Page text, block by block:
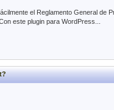
el Reglamento General de
este plugin para WordPress...